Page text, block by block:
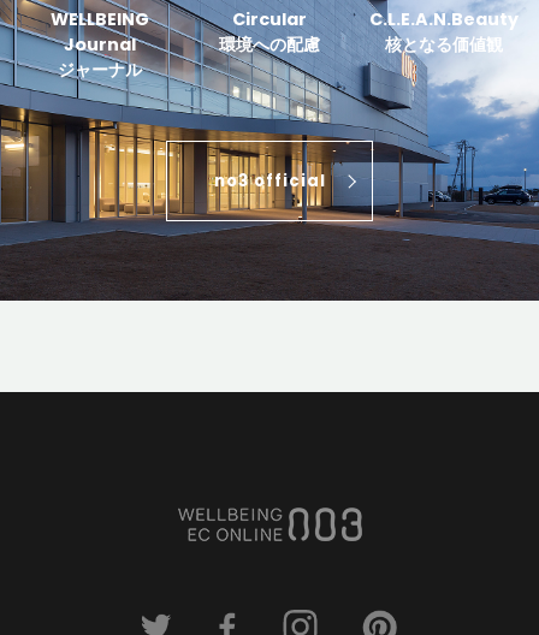
WELLBEING
Journal
ジャーナル
Circular
環境への配慮
C.L.E.A.N.Beauty
核となる価値観
no3 official